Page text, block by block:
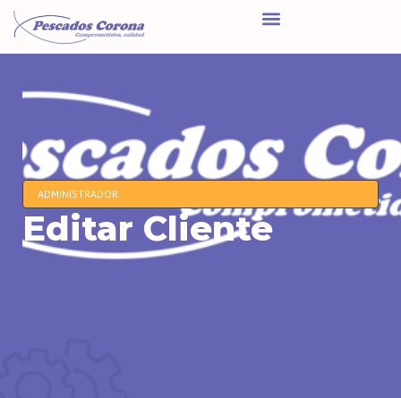
ADMINISTRADOR
Editar Cliente